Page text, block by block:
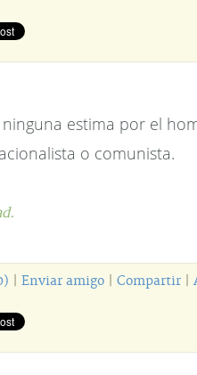
estima por el
o comunista.
Enviar amigo Compartir